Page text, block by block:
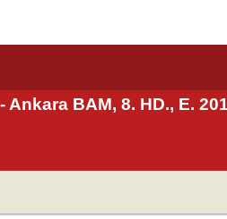
BAM, 8. HD., E.